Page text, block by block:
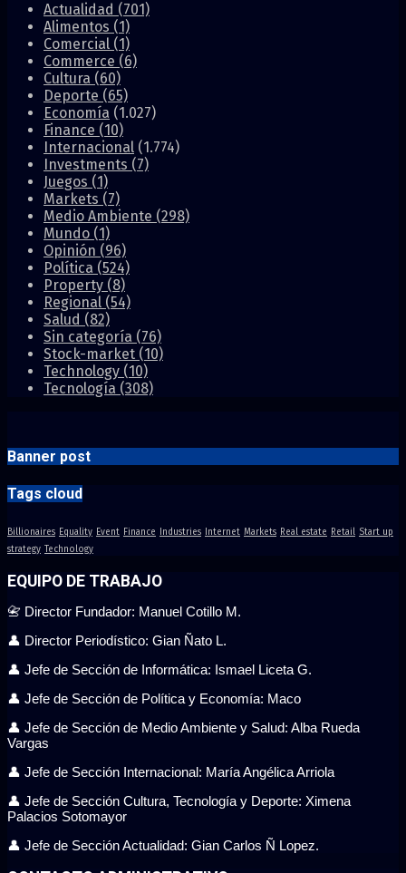
Actualidad (701)
Alimentos (1)
Comercial (1)
Commerce (6)
Cultura (60)
Deporte (65)
Economía (1.027)
Finance (10)
Internacional (1.774)
Investments (7)
Juegos (1)
Markets (7)
Medio Ambiente (298)
Mundo (1)
Opinión (96)
Política (524)
Property (8)
Regional (54)
Salud (82)
Sin categoría (76)
Stock-market (10)
Technology (10)
Tecnología (308)
Banner post
Tags cloud
Billionaires Equality Event Finance Industries Internet Markets Real estate Retail Start up
strategy Technology
EQUIPO DE TRABAJO
📇 Director Fundador: Manuel Cotillo M.
👤 Director Periodístico: Gian Ñato L.
👤 Jefe de Sección de Informática: Ismael Liceta G.
👤 Jefe de Sección de Política y Economía: Maco
👤 Jefe de Sección de Medio Ambiente y Salud: Alba Rueda
Vargas
👤 Jefe de Sección Internacional: María Angélica Arriola
👤 Jefe de Sección Cultura, Tecnología y Deporte: Ximena
Palacios Sotomayor
👤 Jefe de Sección Actualidad: Gian Carlos Ñ Lopez.